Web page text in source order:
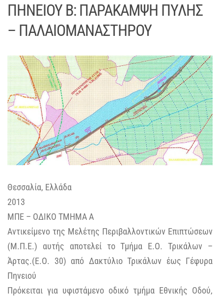
ΠΗΝΕΙΟΥ Β: ΠΑΡΑΚΑΜΨΗ ΠΥΛΗΣ
– ΠΑΛΑΙΟΜΑΝΑΣΤΗΡΟΥ
Θεσσαλία, Ελλάδα
2013
ΜΠΕ – ΟΔΙΚΟ ΤΜΗΜΑ Α
Αντικείμενο της Μελέτης Περιβαλλοντικών Επιπτώσεων
(Μ.Π.Ε.) αυτής αποτελεί το Τμήμα Ε.Ο. Τρικάλων –
Άρτας.(Ε.Ο. 30) από Δακτύλιο Τρικάλων έως Γέφυρα
Πηνειού
Πρόκειται για υφιστάμενο οδικό τμήμα Εθνικής Οδού,